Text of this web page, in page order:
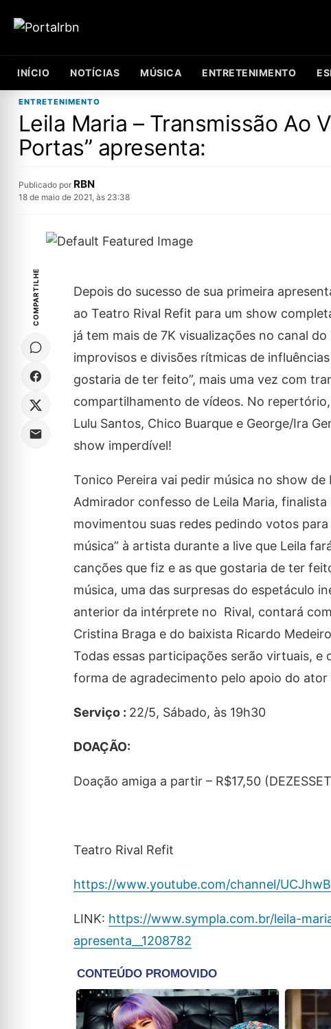
INÍCIO NOTÍCIAS MÚSICA ENTRETENIMENTO
ENTRETENIMENTO
Leila Maria – Transmissão Ao
Portas” apresenta:
Publicado por RBN
18 de maio de 2021, às 23:38
COMPARTILHE
Depois do sucesso de sua primeira
ao Teatro Rival Refit para um show
já tem mais de 7K visualizações no canal
improvisos e divisões rítmicas de
gostaria de ter feito”, mais uma vez com
compartilhamento de vídeos. No
Lulu Santos, Chico Buarque e George/Ira
show imperdível!
Tonico Pereira vai pedir música no show de
Admirador confesso de Leila Maria,
movimentou suas redes pedindo votos
música” à artista durante a live que Leila
canções que fiz e as que gostaria de ter
música, uma das surpresas do espetáculo
anterior da intérprete no Rival, contará
Cristina Braga e do baixista Ricardo
Todas essas participações serão virtuais,
forma de agradecimento pelo apoio do
Serviço : 22/5, Sábado, às 19h30
DOAÇÃO:
Doação amiga a partir – R$17,50
Teatro Rival Refit
https://www.youtube.com/channel/
LINK: https://www.sympla.com.br/leila-
apresenta__1208782